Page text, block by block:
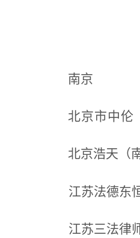
南京
北京市中伦
北京浩天（
江苏法德东
江苏三法律